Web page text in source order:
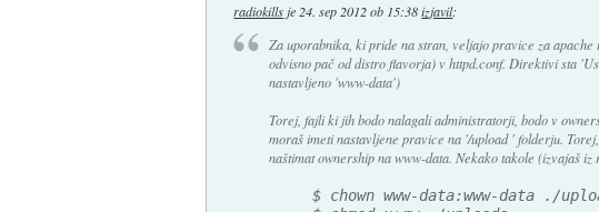
radiokills je 24. sep 2012 ob 15:38 izjavil:
Za uporabnika, ki pride na stran, veljajo pravice za
odvisno pač od distro flavorja) v httpd.conf. Direktivi sta
nastavljeno 'www-data')
Torej, fajli ki jih bodo nalagali administratorji, bodo v
moraš imeti nastavljene pravice na '/upload ' folderju.
naštimat ownership na www-data. Nekako takole (izvajaš
$ chown www-data:www-data ./